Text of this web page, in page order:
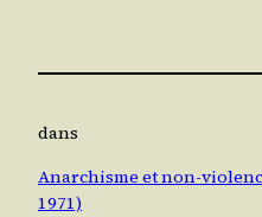
dans
Anarchisme et non-
1971)